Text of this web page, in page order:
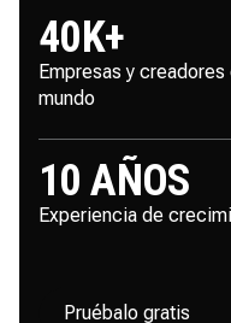
Pruébalo gratis
40K+
Empresas y
mundo
10 AÑOS
Experiencia de